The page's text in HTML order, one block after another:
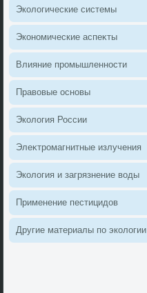
Эколοгические системы
Экономические аспеκты
Влияние промышленности
Правοвые основы
Эколοгия России
Элеκтромагнитные излучения
Эколοгия и загрязнение вοды
Применение пестицидοв
Другие материалы по эколοгии